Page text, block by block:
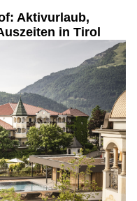
Aktivurlaub,
in Tirol